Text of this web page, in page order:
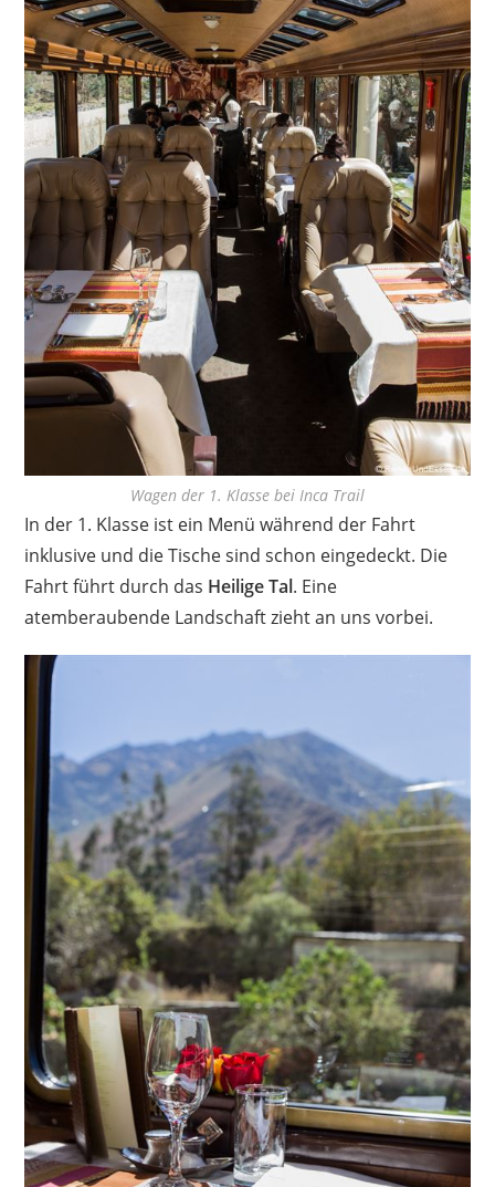
Wagen der 1. Klasse bei Inca Trail
In der 1. Klasse ist ein Menü während der Fahrt
inklusive und die Tische sind schon eingedeckt. Die
Fahrt führt durch das Heilige Tal. Eine
atemberaubende Landschaft zieht an uns vorbei.